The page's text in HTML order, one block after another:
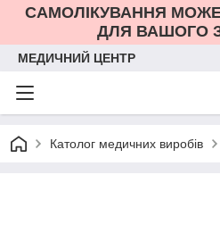
САМОЛІКУВАННЯ
ДЛЯ ВАШОГО
МЕДИЧНИЙ ЦЕНТР
Католог медичних виробів